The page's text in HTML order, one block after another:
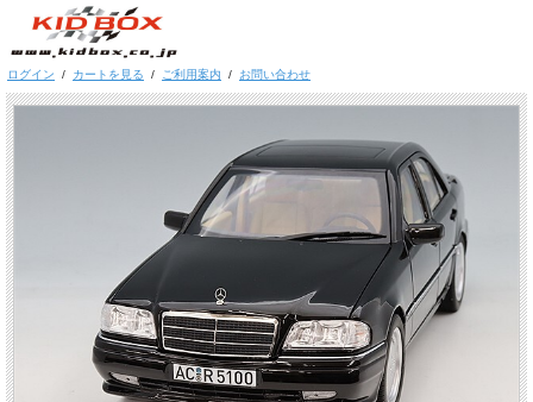
ログイン / カートを見る / ご利用案内 / お問い合わせ